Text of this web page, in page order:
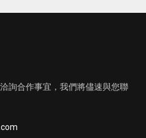
詢合作事宜，我們將儘速與您聯